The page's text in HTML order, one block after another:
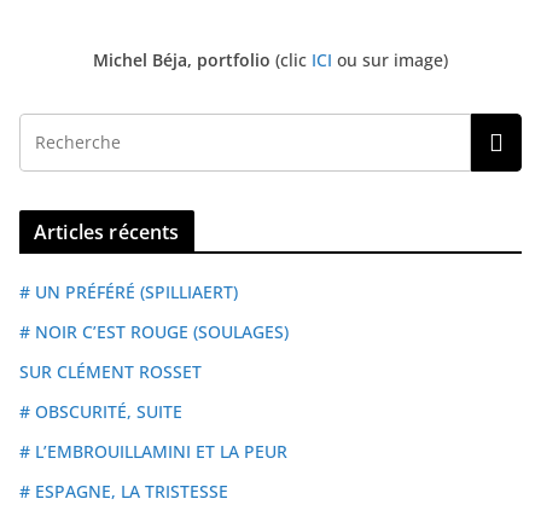
Michel Béja, portfolio (clic ICI ou sur image)
Articles récents
# UN PRÉFÉRÉ (SPILLIAERT)
# NOIR C’EST ROUGE (SOULAGES)
SUR CLÉMENT ROSSET
# OBSCURITÉ, SUITE
# L’EMBROUILLAMINI ET LA PEUR
# ESPAGNE, LA TRISTESSE